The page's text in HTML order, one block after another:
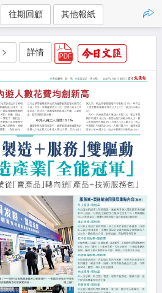
往期回顧 其他報紙
詳情